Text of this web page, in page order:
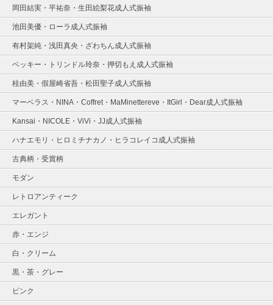
岡田結実・平祐奈・生田絵梨花成人式振袖
池田美優・ローラ成人式振袖
有村架純・浅田真央・ざわちん成人式振袖
ベッキー・トリンドル玲奈・押切もえ成人式振袖
桂由美・假屋崎省吾・松田聖子成人式振袖
マーベラス・NINA・Coffret・MaMinettereve・ItGirl・Dear成人式振袖
Kansai・NICOLE・ViVi・JJ成人式振袖
ハナエモリ・ヒロミチナカノ・ヒラコレイコ成人式振袖
古典柄・受賞柄
モダン
レトロアンティーク
エレガント
赤・エンジ
白・クリーム
黒・茶・グレー
ピンク